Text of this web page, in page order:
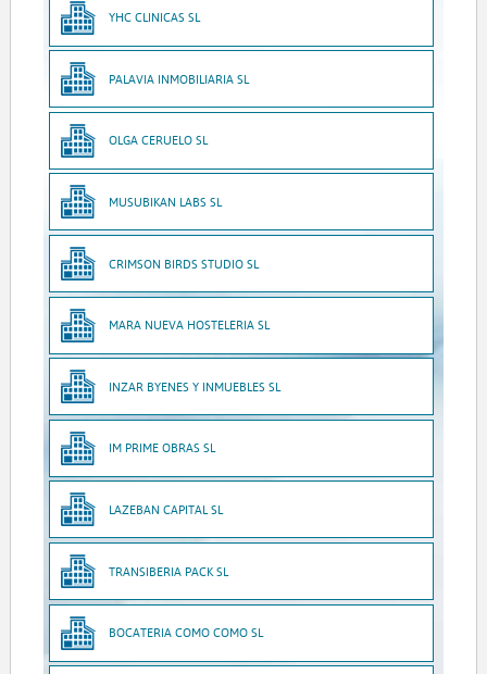
YHC CLINICAS SL
PALAVIA INMOBILIARIA SL
OLGA CERUELO SL
MUSUBIKAN LABS SL
CRIMSON BIRDS STUDIO SL
MARA NUEVA HOSTELERIA SL
INZAR BYENES Y INMUEBLES SL
IM PRIME OBRAS SL
LAZEBAN CAPITAL SL
TRANSIBERIA PACK SL
BOCATERIA COMO COMO SL